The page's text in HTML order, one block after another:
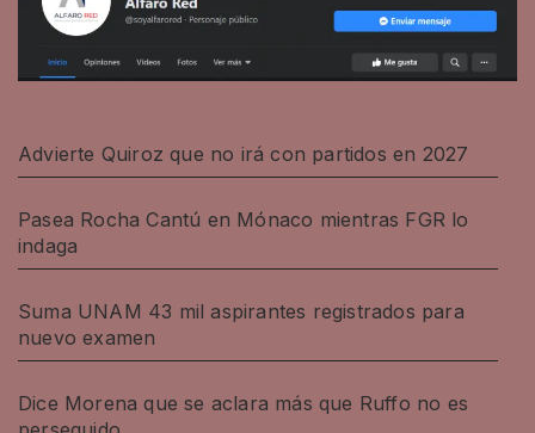
Advierte Quiroz que no irá con partidos en 2027
Pasea Rocha Cantú en Mónaco mientras FGR lo
indaga
Suma UNAM 43 mil aspirantes registrados para
nuevo examen
Dice Morena que se aclara más que Ruffo no es